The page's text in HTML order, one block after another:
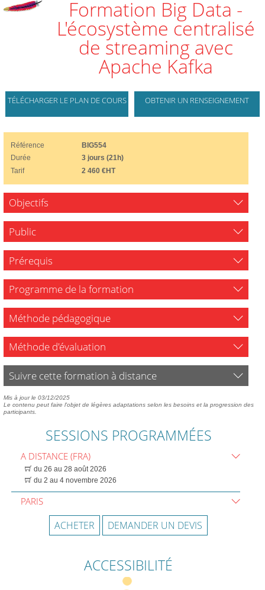
Formation Big Data -
L'écosystème centralisé
de streaming avec
Apache Kafka
TÉLÉCHARGER LE PLAN DE COURS OBTENIR UN RENSEIGNEMENT
Référence
BIG554
Durée
3 jours (21h)
Tarif
2 460 €HT
Objectifs
Public
Prérequis
Programme de la formation
Méthode pédagogique
Méthode d'évaluation
Suivre cette formation à distance
Mis à jour le 03/12/2025
Le contenu peut faire l'objet de légères adaptations selon les besoins et la progression des
participants.
SESSIONS PROGRAMMÉES
A DISTANCE (FRA)
du 26 au 28 août 2026
du 2 au 4 novembre 2026
PARIS
ACHETER DEMANDER UN DEVIS
ACCESSIBILITÉ